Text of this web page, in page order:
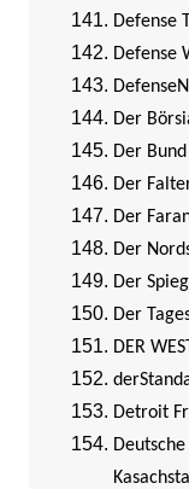
Defense
Defense
Der
Der
Der
Der
Der
Der
Der
DER
Detroit